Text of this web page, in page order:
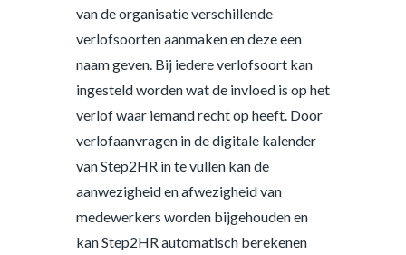
van de organisatie verschillende
verlofsoorten aanmaken en deze een
naam geven. Bij iedere verlofsoort kan
ingesteld worden wat de invloed is op het
verlof waar iemand recht op heeft. Door
verlofaanvragen in de digitale kalender
van Step2HR in te vullen kan de
aanwezigheid en afwezigheid van
medewerkers worden bijgehouden en
kan Step2HR automatisch berekenen